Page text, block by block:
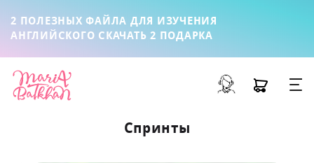
2 ПОЛЕЗНЫХ ФАЙЛА ДЛЯ ИЗУЧЕНИЯ
АНГЛИЙСКОГО СКАЧАТЬ 2 ПОДАРКА
Спринты